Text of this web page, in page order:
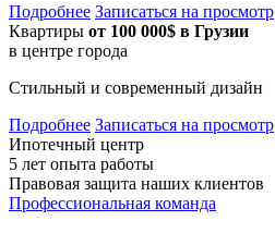
Подробнее Записаться на просмотр
Квартиры от 100 000$ в Грузии
в центре города
Стильный и современный дизайн
Подробнее Записаться на просмотр
Ипотечный центр
5 лет опыта работы
Правовая защита наших клиентов
Профессиональная команда